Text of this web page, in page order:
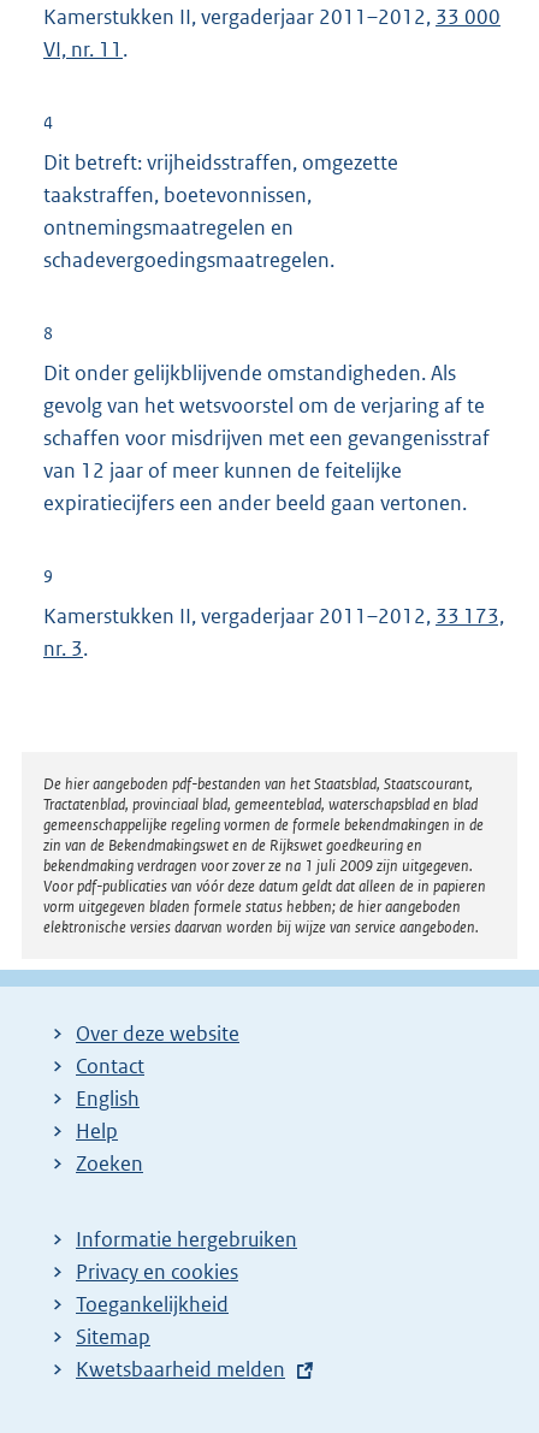
i
n
:
Kamerstukken II, vergaderjaar 2011–2012, 33 000
VI, nr. 11 .
4
Dit betreft: vrijheidsstraffen, omgezette
taakstraffen, boetevonnissen,
ontnemingsmaatregelen en
schadevergoedingsmaatregelen.
8
Dit onder gelijkblijvende omstandigheden. Als
gevolg van het wetsvoorstel om de verjaring af te
schaffen voor misdrijven met een gevangenisstraf
van 12 jaar of meer kunnen de feitelijke
expiratiecijfers een ander beeld gaan vertonen.
9
Kamerstukken II, vergaderjaar 2011–2012, 33 173,
nr. 3.
Disclaimer
De hier aangeboden pdf-bestanden van het Staatsblad, Staatscourant,
Tractatenblad, provinciaal blad, gemeenteblad, waterschapsblad en blad
gemeenschappelijke regeling vormen de formele bekendmakingen in de
zin van de Bekendmakingswet en de Rijkswet goedkeuring en
bekendmaking verdragen voor zover ze na 1 juli 2009 zijn uitgegeven.
Voor pdf-publicaties van vóór deze datum geldt dat alleen de in papieren
vorm uitgegeven bladen formele status hebben; de hier aangeboden
elektronische versies daarvan worden bij wijze van service aangeboden.
Over deze website
Contact
English
Help
Zoeken
Informatie hergebruiken
Privacy en cookies
Toegankelijkheid
Sitemap
E
Kwetsbaarheid melden